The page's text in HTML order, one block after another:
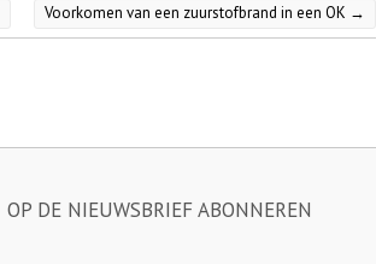
Voorkomen van een zuurstofbrand in een OK →
OP DE NIEUWSBRIEF ABONNEREN